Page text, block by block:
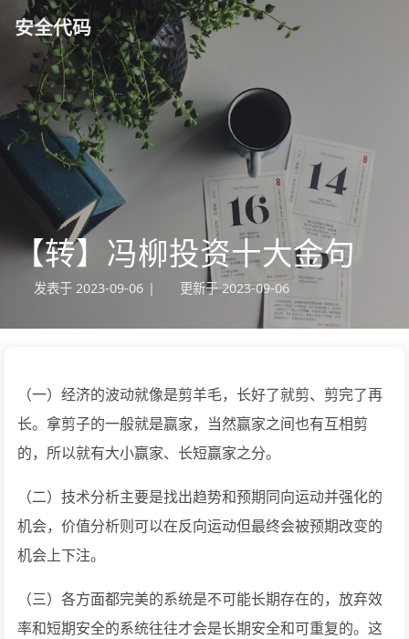
安全代码
【转】冯柳投资十大金句
发表于 2023-09-06 | 更新于 2023-09-06
（一）经济的波动就像是剪羊毛，长好了就剪、剪完了再
长。拿剪子的一般就是赢家，当然赢家之间也有互相剪
的，所以就有大小赢家、长短赢家之分。
（二）技术分析主要是找出趋势和预期同向运动并强化的
机会，价值分析则可以在反向运动但最终会被预期改变的
机会上下注。
（三）各方面都完美的系统是不可能长期存在的，放弃效
率和短期安全的系统往往才会是长期安全和可重复的。这